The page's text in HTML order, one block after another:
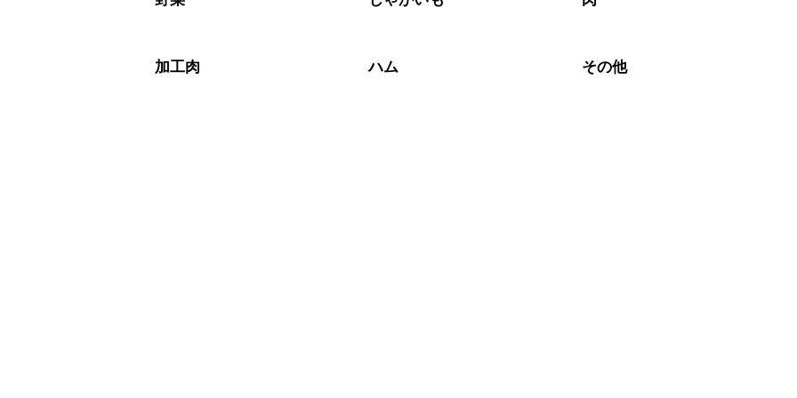
加工肉 ハム その他